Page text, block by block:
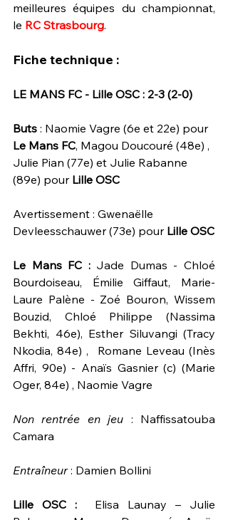
meilleures équipes du championnat,
le RC Strasbourg.
Fiche technique :
LE MANS FC - Lille OSC : 2-3 (2-0)
Buts : Naomie Vagre (6e et 22e) pour
Le Mans FC, Magou Doucouré (48e) ,
Julie Pian (77e) et Julie Rabanne
(89e) pour Lille OSC
Avertissement : Gwenaëlle
Devleesschauwer (73e) pour Lille OSC
Le Mans FC : Jade Dumas - Chloé
Bourdoiseau, Émilie Giffaut, Marie-
Laure Palène - Zoé Bouron, Wissem
Bouzid, Chloé Philippe (Nassima
Bekhti, 46e), Esther Siluvangi (Tracy
Nkodia, 84e) ,  Romane Leveau (Inès
Affri, 90e) - Anaïs Gasnier (c) (Marie
Oger, 84e) , Naomie Vagre
Non rentrée en jeu : Naffissatouba
Camara
Entraîneur : Damien Bollini
Lille OSC :
Elisa Launay – Julie